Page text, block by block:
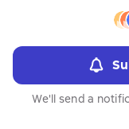
We'll send a